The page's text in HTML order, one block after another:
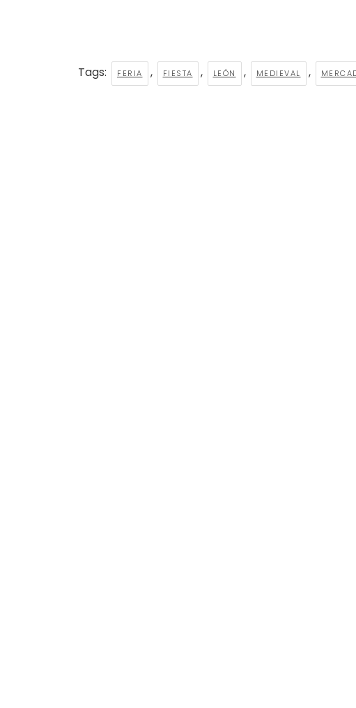
Tags: FERIA , FIESTA , LEÓN , MEDIEVAL ,